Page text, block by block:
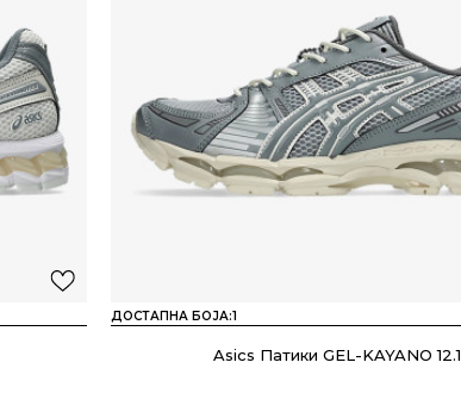
ДОСТАПНА БОЈА:1
Asics Патики GEL-KAYANO 12.1